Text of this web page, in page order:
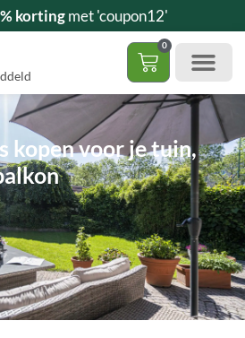
kortingmet 'coupon12'
0
kopen voor je tuin,